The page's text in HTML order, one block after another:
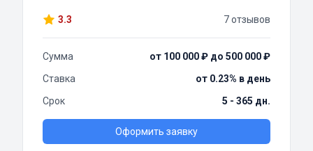
3.3 7 отзывов
Сумма
от 100 000 ₽ до 500 000 ₽
Ставка
от 0.23% в день
Срок
5 - 365 дн.
Оформить заявку